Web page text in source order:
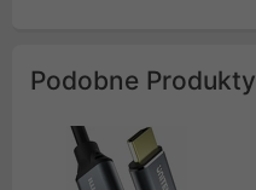
Podobne Produkty